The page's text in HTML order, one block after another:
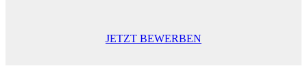
JETZT BEWERBEN